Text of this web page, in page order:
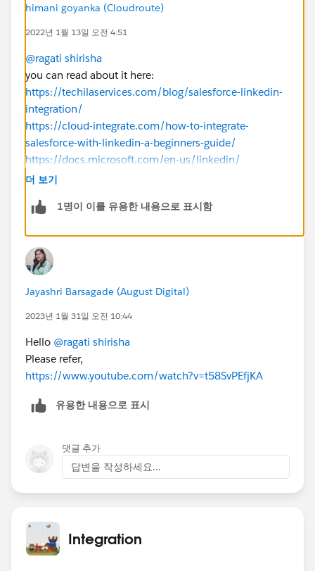
himani goyanka (Cloudroute)
2022년 1월 13일 오전 4:51
@ragati shirisha
you can read about it here:
https://techilaservices.com/blog/salesforce-linkedin-
integration/
https://cloud-integrate.com/how-to-integrate-
salesforce-with-linkedin-a-beginners-guide/
https://docs.microsoft.com/en-us/linkedin/
더 보기
1명이 이를 유용한 내용으로 표시함
Jayashri Barsagade (August Digital)
2023년 1월 31일 오전 10:44
Hello @ragati shirisha
Please refer,
https://www.youtube.com/watch?v=t58SvPEfjKA
유용한 내용으로 표시
댓글 추가
답변을 작성하세요...
Integration